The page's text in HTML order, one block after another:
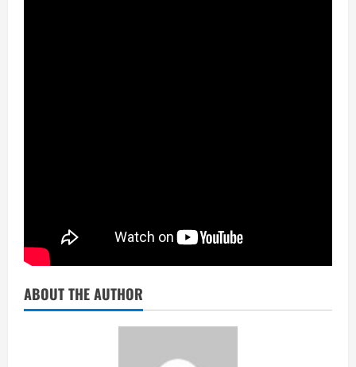
ABOUT THE AUTHOR